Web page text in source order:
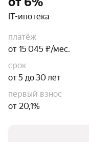
IT-ипотека
платёж
от 15 045 ₽/мес.
срок
от 5 до 30 лет
первый взнос
от 20,1%